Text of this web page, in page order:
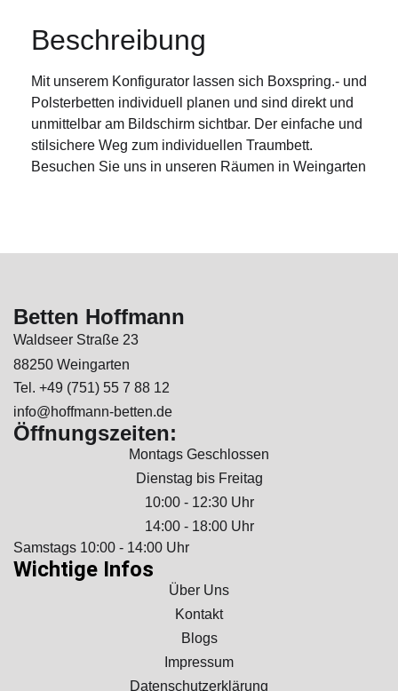
Beschreibung
Mit unserem Konfigurator lassen sich Boxspring.- und
Polsterbetten individuell planen und sind direkt und
unmittelbar am Bildschirm sichtbar. Der einfache und
stilsichere Weg zum individuellen Traumbett.
Besuchen Sie uns in unseren Räumen in Weingarten
Betten Hoffmann
Waldseer Straße 23
88250 Weingarten
Tel. +49 (751) 55 7 88 12
info@hoffmann-betten.de
Öffnungszeiten:
Montags Geschlossen
Dienstag bis Freitag
10:00 - 12:30 Uhr
14:00 - 18:00 Uhr
Samstags 10:00 - 14:00 Uhr
Wichtige Infos
Über Uns
Kontakt
Blogs
Impressum
Datenschutzerklärung